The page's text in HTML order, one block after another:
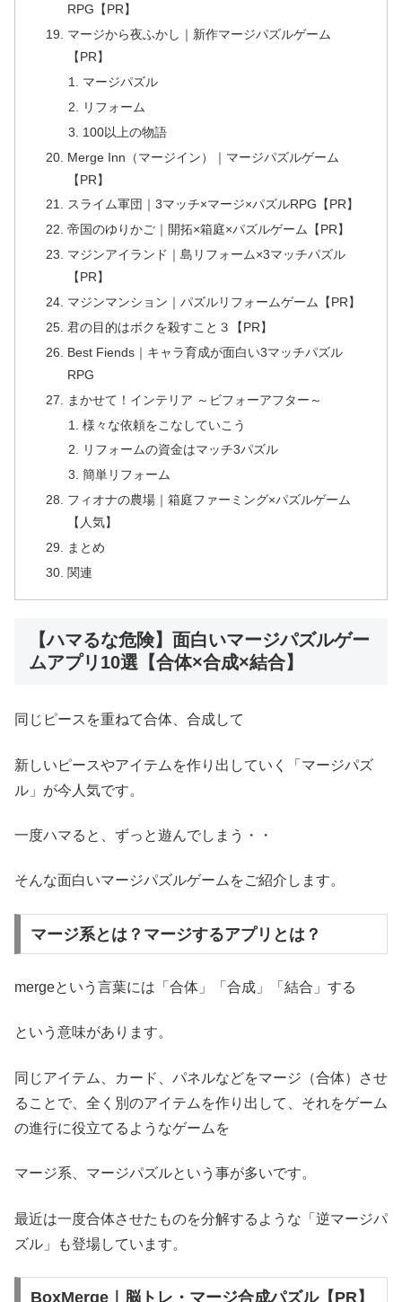
RPG【PR】
マージから夜ふかし｜新作マージパズルゲーム
【PR】
マージパズル
リフォーム
100以上の物語
Merge Inn（マージイン）｜マージパズルゲーム
【PR】
スライム軍団｜3マッチ×マージ×パズルRPG【PR】
帝国のゆりかご｜開拓×箱庭×パズルゲーム【PR】
マジンアイランド｜島リフォーム×3マッチパズル
【PR】
マジンマンション｜パズルリフォームゲーム【PR】
君の目的はボクを殺すこと３【PR】
Best Fiends｜キャラ育成が面白い3マッチパズル
RPG
まかせて！インテリア ～ビフォーアフター～
様々な依頼をこなしていこう
リフォームの資金はマッチ3パズル
簡単リフォーム
フィオナの農場｜箱庭ファーミング×パズルゲーム
【人気】
まとめ
関連
【ハマるな危険】面白いマージパズルゲー
ムアプリ10選【合体×合成×結合】
同じピースを重ねて合体、合成して
新しいピースやアイテムを作り出していく「マージパズ
ル」が今人気です。
一度ハマると、ずっと遊んでしまう・・
そんな面白いマージパズルゲームをご紹介します。
マージ系とは？マージするアプリとは？
mergeという言葉には「合体」「合成」「結合」する
という意味があります。
同じアイテム、カード、パネルなどをマージ（合体）させ
ることで、全く別のアイテムを作り出して、それをゲーム
の進行に役立てるようなゲームを
マージ系、マージパズルという事が多いです。
最近は一度合体させたものを分解するような「逆マージパ
ズル」も登場しています。
BoxMerge｜脳トレ・マージ合成パズル【PR】